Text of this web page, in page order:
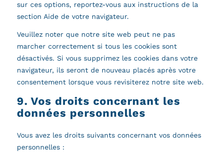
sur ces options, reportez-vous aux instructions de la
section Aide de votre navigateur.
Veuillez noter que notre site web peut ne pas
marcher correctement si tous les cookies sont
désactivés. Si vous supprimez les cookies dans votre
navigateur, ils seront de nouveau placés après votre
consentement lorsque vous revisiterez notre site web.
9. Vos droits concernant les
données personnelles
Vous avez les droits suivants concernant vos données
personnelles :